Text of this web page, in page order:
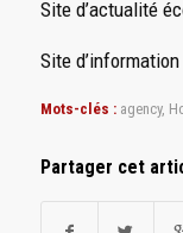
Site d’actualité
Site
Mots-clés : agency,
Partager cet